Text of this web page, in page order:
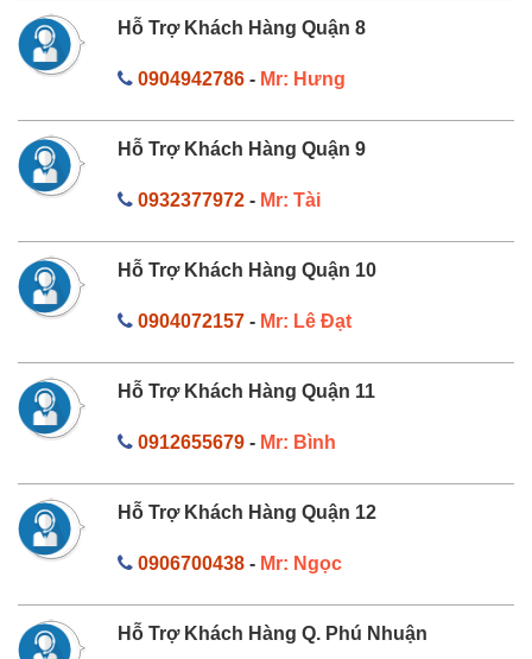
Hỗ Trợ Khách Hàng Quận 8
0904942786- Mr: Hưng
Hỗ Trợ Khách Hàng Quận 9
0932377972- Mr: Tài
Hỗ Trợ Khách Hàng Quận 10
0904072157- Mr: Lê Đạt
Hỗ Trợ Khách Hàng Quận 11
0912655679- Mr: Bình
Hỗ Trợ Khách Hàng Quận 12
0906700438- Mr: Ngọc
Hỗ Trợ Khách Hàng Q. Phú Nhuận